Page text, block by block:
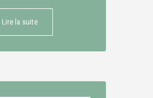
Lire la suite